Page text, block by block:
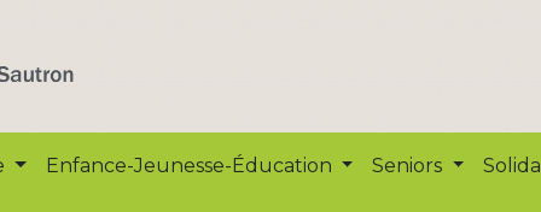
Enfance-Jeunesse-Éducation Seniors